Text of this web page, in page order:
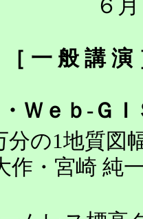
６
一 般 講
・Ｗｅｂ-Ｇ
1地質図幅
作・宮崎 純